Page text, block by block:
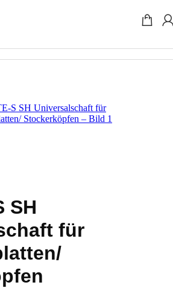
/ Werkzeugeinsätze/ Meißel
SH
für